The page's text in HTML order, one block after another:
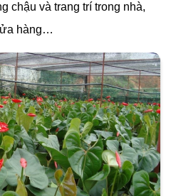
chậu và trang trí trong nhà,
hàng…